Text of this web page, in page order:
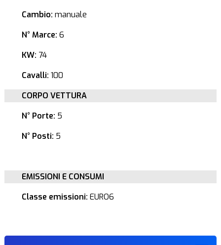
Cambio: manuale
N° Marce: 6
KW: 74
Cavalli: 100
CORPO VETTURA
N° Porte: 5
N° Posti: 5
EMISSIONI E CONSUMI
Classe emissioni: EURO6